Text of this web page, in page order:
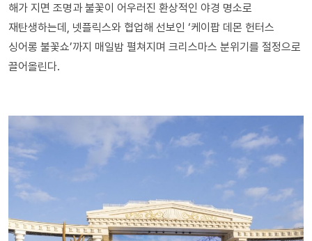
해가 지면 조명과 불꽃이 어우러진 환상적인 야경 명소로
재탄생하는데, 넷플릭스와 협업해 선보인 ‘케이팝 데몬 헌터스
싱어롱 불꽃쇼’까지 매일밤 펼쳐지며 크리스마스 분위기를 절정으로
끌어올린다.